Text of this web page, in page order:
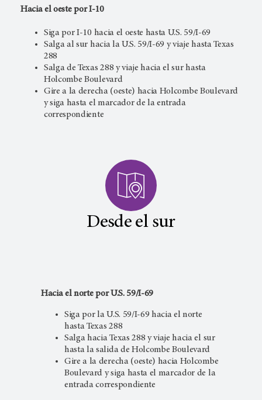
Hacia el oeste por I-10
Siga por I-10 hacia el oeste hasta U.S. 59/I-69
Salga al sur hacia la U.S. 59/I-69 y viaje hasta Texas
288
Salga de Texas 288 y viaje hacia el sur hasta
Holcombe Boulevard
Gire a la derecha (oeste) hacia Holcombe Boulevard
y siga hasta el marcador de la entrada
correspondiente
Desde el sur
Hacia el norte por U.S. 59/I-69
Siga por la U.S. 59/I-69 hacia el norte
hasta Texas 288
Salga hacia Texas 288 y viaje hacia el sur
hasta la salida de Holcombe Boulevard
Gire a la derecha (oeste) hacia Holcombe
Boulevard y siga hasta el marcador de la
entrada correspondiente